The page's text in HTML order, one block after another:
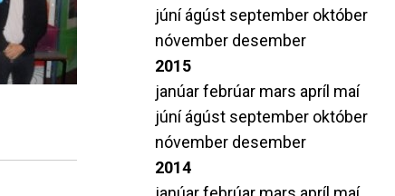
júníágúst september október
nóvember desember
2015
janúarfebrúar mars apríl maí
júníágúst september október
nóvember desember
2014